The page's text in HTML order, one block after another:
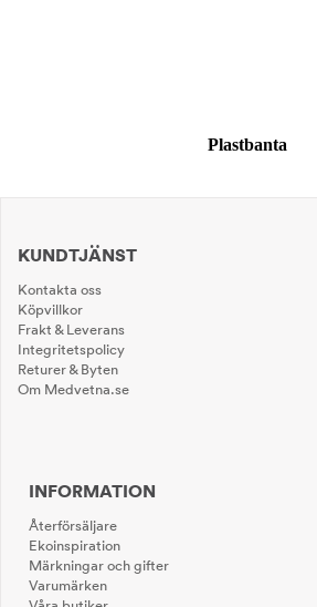
Plastbanta
KUNDTJÄNST
Kontakta oss
Köpvillkor
Frakt & Leverans
Integritetspolicy
Returer & Byten
Om Medvetna.se
INFORMATION
Återförsäljare
Ekoinspiration
Märkningar och gifter
Varumärken